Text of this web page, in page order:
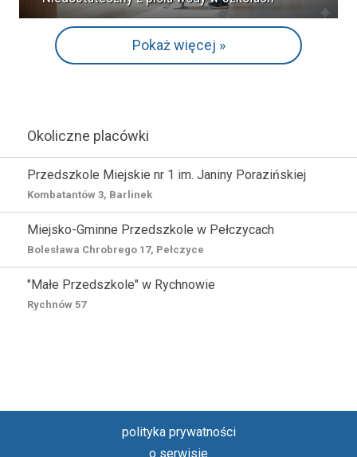
Pokaż więcej »
Okoliczne placówki
Przedszkole Miejskie nr 1 im. Janiny Porazińskiej
Kombatantów 3, Barlinek
Miejsko-Gminne Przedszkole w Pełczycach
Bolesława Chrobrego 17, Pełczyce
"Małe Przedszkole" w Rychnowie
Rychnów 57
polityka prywatności
o serwisie